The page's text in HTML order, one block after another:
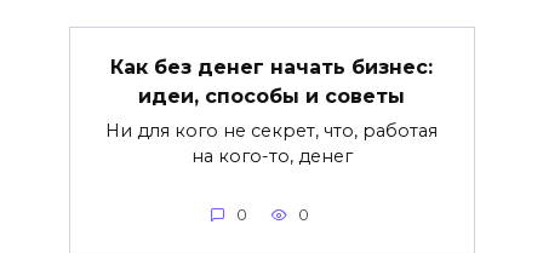
Как без денег начать бизнес:
идеи, способы и советы
Ни для кого не секрет, что, работая
на кого-то, денег
0 0